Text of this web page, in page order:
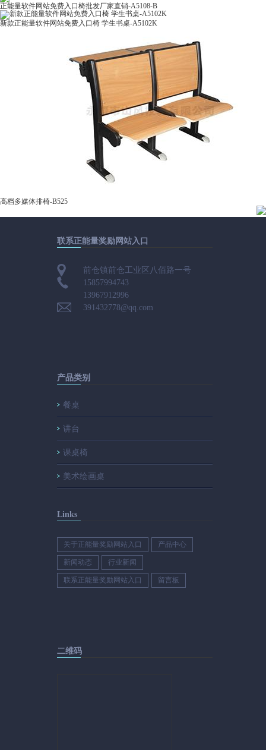
正能量软件网站免费入口椅批发厂家直销-A5108-B
新款正能量软件网站免费入口椅 学生书桌-A5102K
高档多媒体排椅-B525
联系正能量奖励网站入口
前仓镇前仓工业区八佰路一号
15857994743
13967912996
391432778@qq.com
产品类别
餐桌
讲台
课桌椅
美术绘画桌
Links
关于正能量奖励网站入口 产品中心
新闻动态 行业新闻
联系正能量奖励网站入口 留言板
二维码